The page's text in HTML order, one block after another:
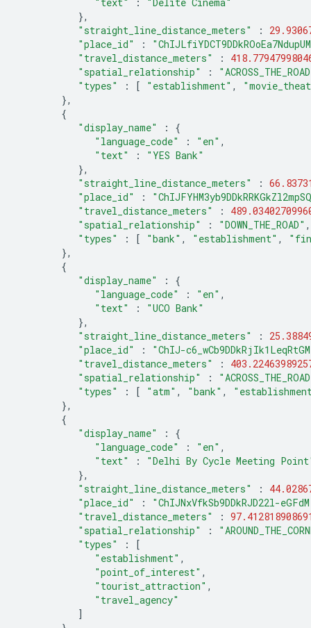
},
"straight_line_distance_meters"
:
"place_id"
:
"travel_distance_meters"
:
"spatial_relationship"
:
"types"
: [ "establishment" ,
},
{
"display_name"
:
{
"language_code"
: "en" ,
"text"
:
"YES Bank"
},
"straight_line_distance_meters"
:
"place_id"
:
"travel_distance_meters"
:
"spatial_relationship"
: "DOWN_THE_ROAD" ,
"types"
: [ "bank" , "establishment" ,
},
{
"display_name"
:
{
"language_code"
: "en" ,
"text"
:
"UCO Bank"
},
"straight_line_distance_meters"
:
"place_id"
:
"ChIJ-
"travel_distance_meters"
:
"spatial_relationship"
:
"types"
: [ "atm" , "bank" ,
},
{
"display_name"
:
{
"language_code"
: "en" ,
"text"
:
"Delhi By Cycle Meeting
},
"straight_line_distance_meters"
:
"place_id"
:
"ChIJNxVfkSb9DDkRJD22l-
"travel_distance_meters"
:
"spatial_relationship"
:
"types"
:
[
"establishment" ,
"point_of_interest" ,
"tourist_attraction" ,
"travel_agency"
]